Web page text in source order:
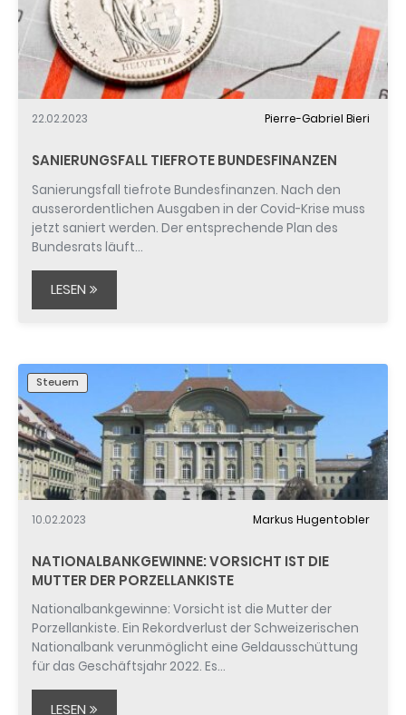
22.02.2023 Pierre-Gabriel Bieri
SANIERUNGSFALL TIEFROTE BUNDESFINANZEN
Sanierungsfall tiefrote Bundesfinanzen. Nach den
ausserordentlichen Ausgaben in der Covid-Krise muss
jetzt saniert werden. Der entsprechende Plan des
Bundesrats läuft…
LESEN
Steuern
10.02.2023 Markus Hugentobler
NATIONALBANKGEWINNE: VORSICHT IST DIE
MUTTER DER PORZELLANKISTE
Nationalbankgewinne: Vorsicht ist die Mutter der
Porzellankiste. Ein Rekordverlust der Schweizerischen
Nationalbank verunmöglicht eine Geldausschüttung
für das Geschäftsjahr 2022. Es…
LESEN